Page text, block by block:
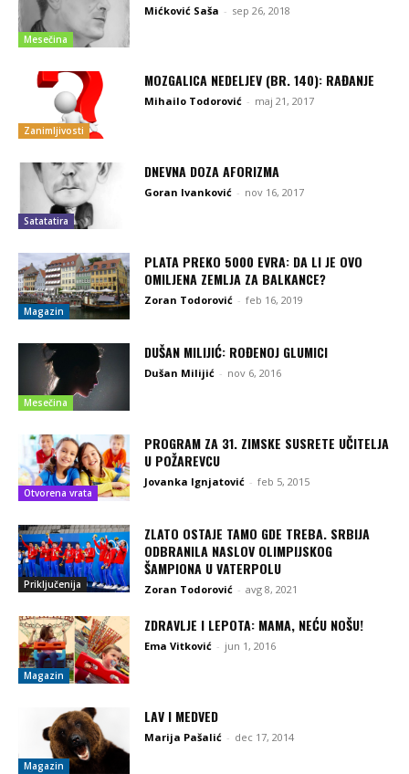
Mesečina
Mićković Saša - sep 26, 2018
Zanimljivosti
MOZGALICA NEDELJEV (BR. 140): RAĐANJE
Mihailo Todorović - maj 21, 2017
Satatatira
DNEVNA DOZA AFORIZMA
Goran Ivanković - nov 16, 2017
Magazin
PLATA PREKO 5000 EVRA: DA LI JE OVO
OMILJENA ZEMLJA ZA BALKANCE?
Zoran Todorović - feb 16, 2019
Mesečina
DUŠAN MILIJIĆ: ROĐENOJ GLUMICI
Dušan Milijić - nov 6, 2016
Otvorena vrata
PROGRAM ZA 31. ZIMSKE SUSRETE UČITELJA
U POŽAREVCU
Jovanka Ignjatović - feb 5, 2015
Priključenija
ZLATO OSTAJE TAMO GDE TREBA. SRBIJA
ODBRANILA NASLOV OLIMPIJSKOG
ŠAMPIONA U VATERPOLU
Zoran Todorović - avg 8, 2021
Magazin
ZDRAVLJE I LEPOTA: MAMA, NEĆU NOŠU!
Ema Vitković - jun 1, 2016
Magazin
LAV I MEDVED
Marija Pašalić - dec 17, 2014